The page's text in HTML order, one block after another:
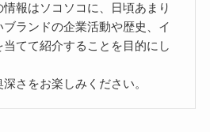
報はソコソコに、日頃あまり
ランドの企業活動や歴史、イ
てて紹介することを目的にし
さをお楽しみください。